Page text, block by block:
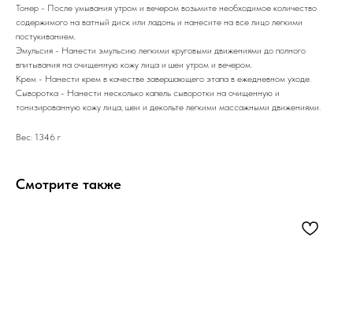
Тонер - После умывания утром и вечером возьмите необходимое количество
содержимого на ватный диск или ладонь и нанесите на все лицо легкими
постукиванием.
Эмульсия - Нанести эмульсию легкими круговыми движениями до полного
впитывания на очищенную кожу лица и шеи утром и вечером.
Крем - Нанести крем в качестве завершающего этапа в ежедневном уходе.
Сыворотка - Нанести несколько капель сыворотки на очищенную и
тонизированную кожу лица, шеи и декольте легкими массажными движениями.
Вес: 1346 г
Смотрите также